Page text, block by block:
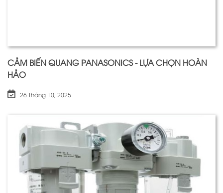
CẢM BIẾN QUANG PANASONICS - LỰA CHỌN HOÀN
HẢO
26 Tháng 10, 2025